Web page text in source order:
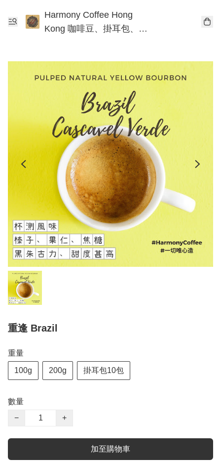
Harmony Coffee Hong
Kong 咖啡豆、掛耳包、手
重逢 Brazil
重量
100g 200g 掛耳包10包
數量
−
+
加至購物車